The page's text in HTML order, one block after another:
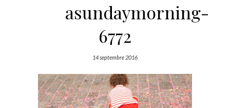
asundaymorning-
6772
14 septembre 2016